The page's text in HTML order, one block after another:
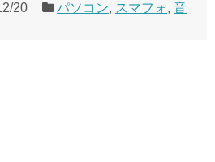
20 パソコン, スマフォ,音